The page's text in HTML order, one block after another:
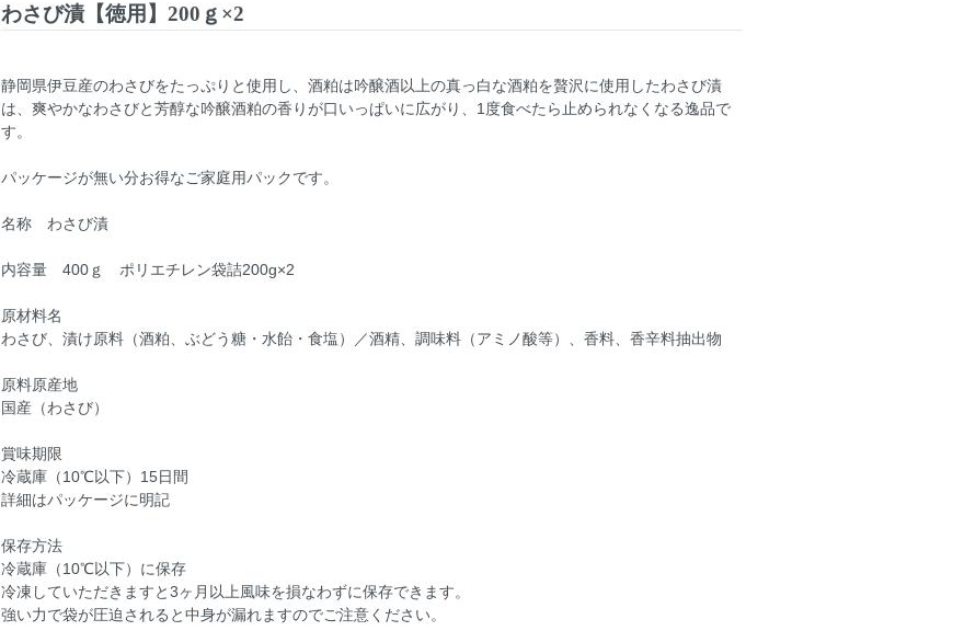
わさび漬【徳用】200ｇ×2
静岡県伊豆産のわさびをたっぷりと使用し、酒粕は吟醸酒以上の真っ白な酒粕を贅沢に使用したわさび漬
は、爽やかなわさびと芳醇な吟醸酒粕の香りが口いっぱいに広がり、1度食べたら止められなくなる逸品で
す。
パッケージが無い分お得なご家庭用パックです。
名称 わさび漬
内容量 400ｇ ポリエチレン袋詰200g×2
原材料名
わさび、漬け原料（酒粕、ぶどう糖・水飴・食塩）／酒精、調味料（アミノ酸等）、香料、香辛料抽出物
原料原産地
国産（わさび）
賞味期限
冷蔵庫（10℃以下）15日間
詳細はパッケージに明記
保存方法
冷蔵庫（10℃以下）に保存
冷凍していただきますと3ヶ月以上風味を損なわずに保存できます。
強い力で袋が圧迫されると中身が漏れますのでご注意ください。